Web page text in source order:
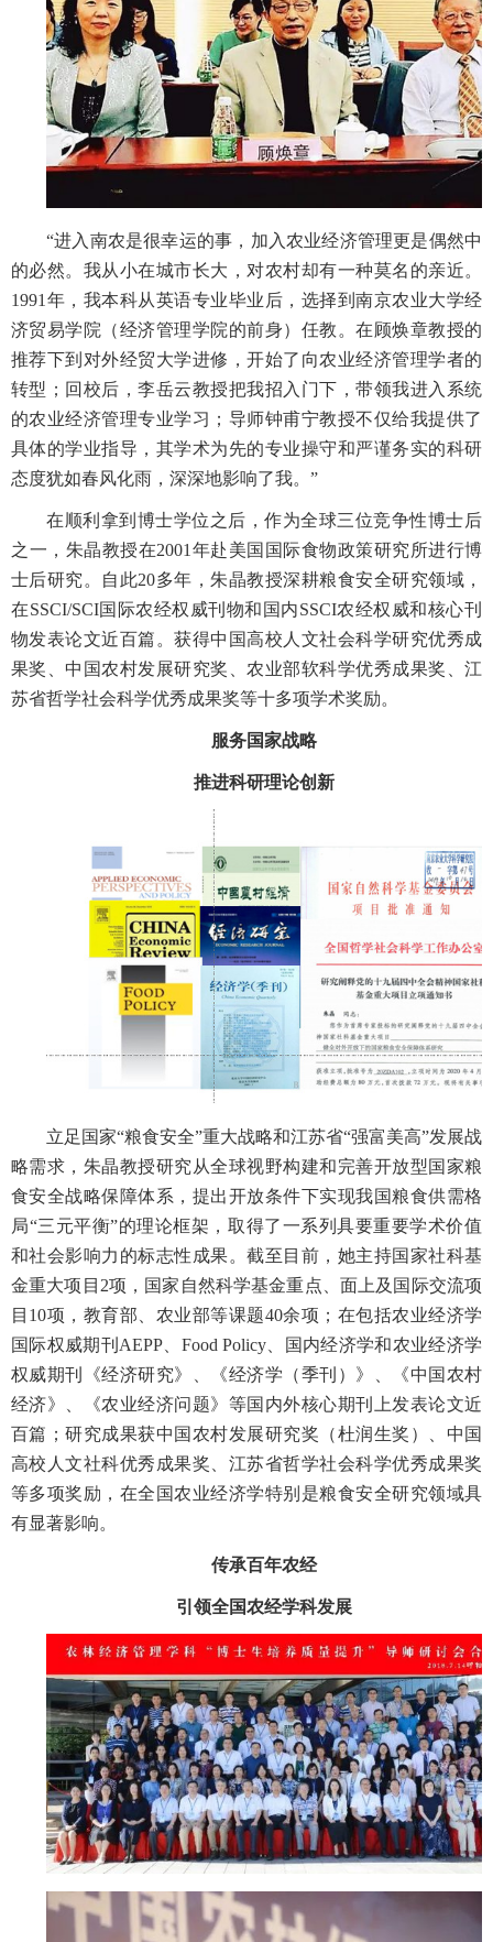
“进入南农是很幸运的事，加入农业经济管理更是偶然中
的必然。我从小在城市长大，对农村却有一种莫名的亲近。
1991年，我本科从英语专业毕业后，选择到南京农业大学经
济贸易学院（经济管理学院的前身）任教。在顾焕章教授的
推荐下到对外经贸大学进修，开始了向农业经济管理学者的
转型；回校后，李岳云教授把我招入门下，带领我进入系统
的农业经济管理专业学习；导师钟甫宁教授不仅给我提供了
具体的学业指导，其学术为先的专业操守和严谨务实的科研
态度犹如春风化雨，深深地影响了我。”
在顺利拿到博士学位之后，作为全球三位竞争性博士后
之一，朱晶教授在2001年赴美国国际食物政策研究所进行博
士后研究。自此20多年，朱晶教授深耕粮食安全研究领域，
在SSCI/SCI国际农经权威刊物和国内SSCI农经权威和核心刊
物发表论文近百篇。获得中国高校人文社会科学研究优秀成
果奖、中国农村发展研究奖、农业部软科学优秀成果奖、江
苏省哲学社会科学优秀成果奖等十多项学术奖励。
服务国家战略
推进科研理论创新
立足国家“粮食安全”重大战略和江苏省“强富美高”发展战
略需求，朱晶教授研究从全球视野构建和完善开放型国家粮
食安全战略保障体系，提出开放条件下实现我国粮食供需格
局“三元平衡”的理论框架，取得了一系列具要重要学术价值
和社会影响力的标志性成果。截至目前，她主持国家社科基
金重大项目2项，国家自然科学基金重点、面上及国际交流项
目10项，教育部、农业部等课题40余项；在包括农业经济学
国际权威期刊AEPP、Food Policy、国内经济学和农业经济学
权威期刊《经济研究》、《经济学（季刊）》、《中国农村
经济》、《农业经济问题》等国内外核心期刊上发表论文近
百篇；研究成果获中国农村发展研究奖（杜润生奖）、中国
高校人文社科优秀成果奖、江苏省哲学社会科学优秀成果奖
等多项奖励，在全国农业经济学特别是粮食安全研究领域具
有显著影响。
传承百年农经
引领全国农经学科发展